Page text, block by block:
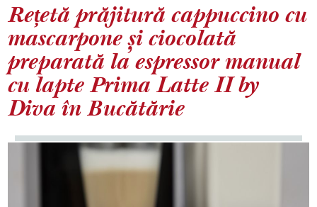
Rețetă prăjitură cappuccino cu
mascarpone și ciocolată
preparată la espressor manual
cu lapte Prima Latte II by
Diva în Bucătărie